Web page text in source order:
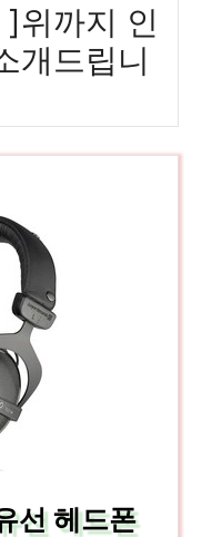
위까지 인
개드립니
선 헤드폰